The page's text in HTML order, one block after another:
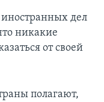
дел
никакие
от своей
полагают,